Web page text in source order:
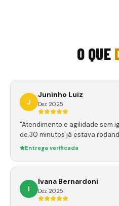
O QUE
J
Juninho Luiz
Dez 2025
"Atendimento e agilidade sem
de 30 minutos já estava
Entrega verificada
I
Ivana Bernardoni
Dez 2025